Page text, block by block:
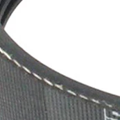
EPDM
(Ethylen-
Propylen-
Dien-
Kautschuk)